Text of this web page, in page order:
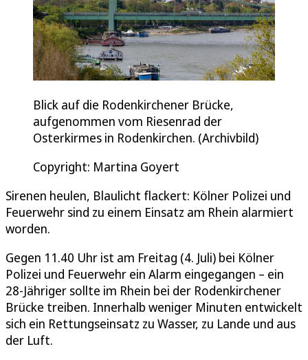
Blick auf die Rodenkirchener Brücke,
aufgenommen vom Riesenrad der
Osterkirmes in Rodenkirchen. (Archivbild)
Copyright: Martina Goyert
Sirenen heulen, Blaulicht flackert: Kölner Polizei und
Feuerwehr sind zu einem Einsatz am Rhein alarmiert
worden.
Gegen 11.40 Uhr ist am Freitag (4. Juli) bei Kölner
Polizei und Feuerwehr ein Alarm eingegangen – ein
28-Jähriger sollte im Rhein bei der Rodenkirchener
Brücke treiben. Innerhalb weniger Minuten entwickelt
sich ein Rettungseinsatz zu Wasser, zu Lande und aus
der Luft.